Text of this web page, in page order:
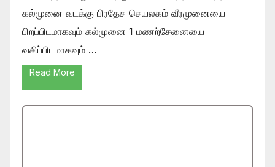
கல்முனை வடக்கு பிரதேச செயலகம் வீரமுனையை
பிறப்பிடமாகவும் கல்முனை 1 மணற்சேனையை
வசிப்பிடமாகவும் …
Read More